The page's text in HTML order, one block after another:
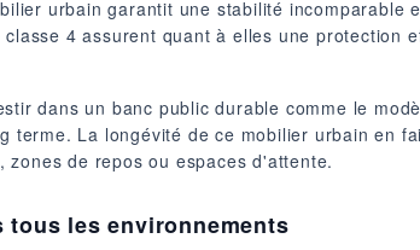
urbain garantit une stabilité incomparable
4 assurent quant à elles une protection
dans un banc public durable comme le
terme. La longévité de ce mobilier urbain en
de repos ou espaces d'attente.
les environnements